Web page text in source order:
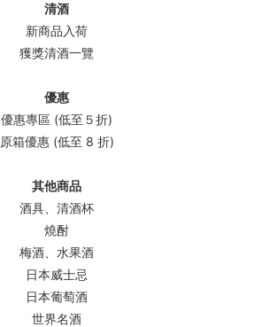
清酒
新商品入荷
獲獎清酒一覽
優惠
優惠專區 (低至５折)
原箱優惠 (低至 8 折)
其他商品
酒具、清酒杯
燒酎
梅酒、水果酒
日本威士忌
日本葡萄酒
世界名酒